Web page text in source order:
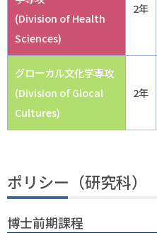
(Division of Health
Sciences)
2年
グローカル文化学専攻
(Division of Glocal
Cultures)
2年
ポリシー（研究科）
博士前期課程